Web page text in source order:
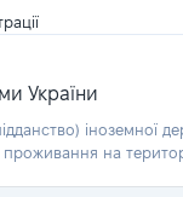
України
іноземної
на